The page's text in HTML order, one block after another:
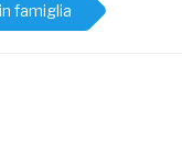
famiglia